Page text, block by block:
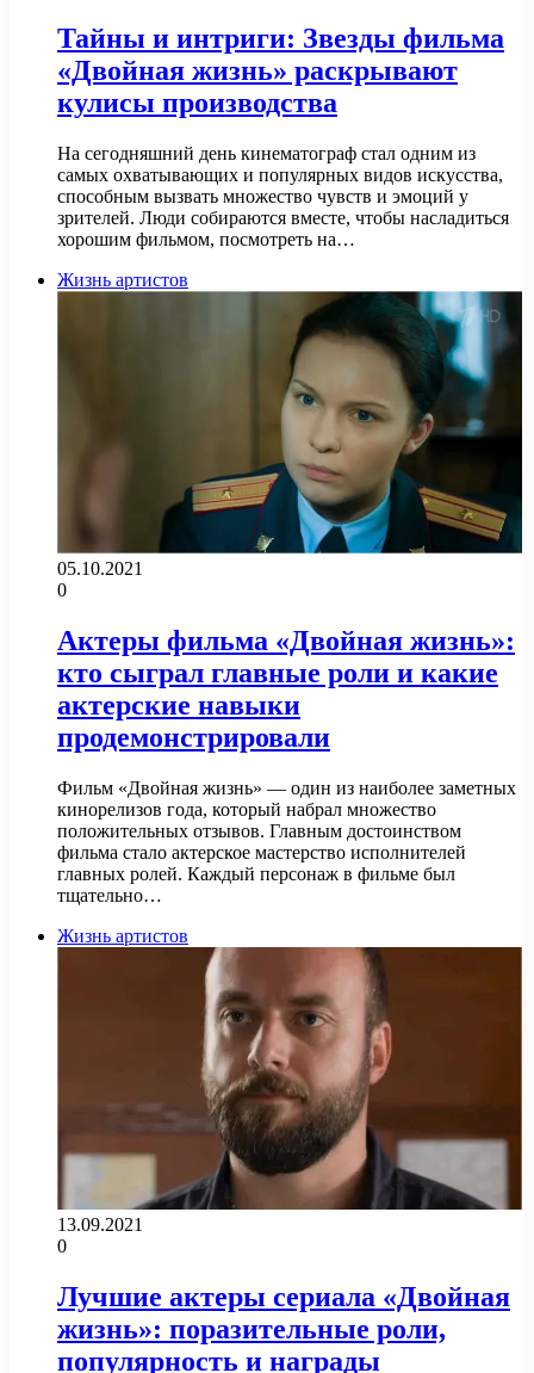
Тайны и интриги: Звезды фильма
«Двойная жизнь» раскрывают
кулисы производства
На сегодняшний день кинематограф стал одним из
самых охватывающих и популярных видов искусства,
способным вызвать множество чувств и эмоций у
зрителей. Люди собираются вместе, чтобы насладиться
хорошим фильмом, посмотреть на…
Жизнь артистов
05.10.2021
0
Актеры фильма «Двойная жизнь»:
кто сыграл главные роли и какие
актерские навыки
продемонстрировали
Фильм «Двойная жизнь» — один из наиболее заметных
кинорелизов года, который набрал множество
положительных отзывов. Главным достоинством
фильма стало актерское мастерство исполнителей
главных ролей. Каждый персонаж в фильме был
тщательно…
Жизнь артистов
13.09.2021
0
Лучшие актеры сериала «Двойная
жизнь»: поразительные роли,
популярность и награды